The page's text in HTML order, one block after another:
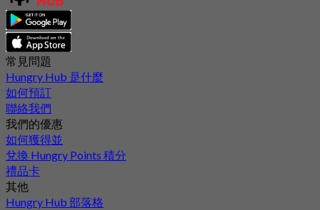
常見問題
Hungry Hub 是什麼
如何預訂
聯絡我們
我們的優惠
如何獲得並
兌換 Hungry Points 積分
禮品卡
其他
Hungry Hub 部落格